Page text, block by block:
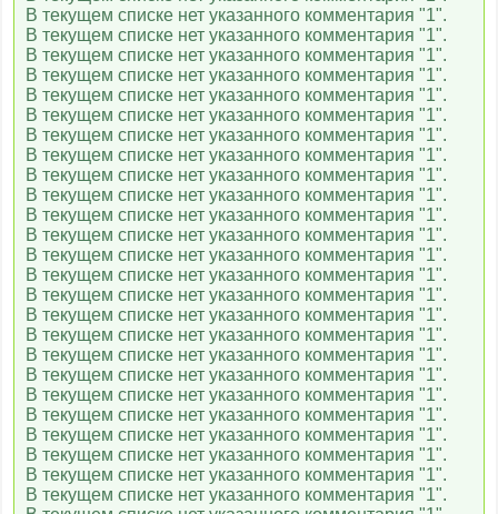
В текущем списке нет указанного комментария "1".
В текущем списке нет указанного комментария "1".
В текущем списке нет указанного комментария "1".
В текущем списке нет указанного комментария "1".
В текущем списке нет указанного комментария "1".
В текущем списке нет указанного комментария "1".
В текущем списке нет указанного комментария "1".
В текущем списке нет указанного комментария "1".
В текущем списке нет указанного комментария "1".
В текущем списке нет указанного комментария "1".
В текущем списке нет указанного комментария "1".
В текущем списке нет указанного комментария "1".
В текущем списке нет указанного комментария "1".
В текущем списке нет указанного комментария "1".
В текущем списке нет указанного комментария "1".
В текущем списке нет указанного комментария "1".
В текущем списке нет указанного комментария "1".
В текущем списке нет указанного комментария "1".
В текущем списке нет указанного комментария "1".
В текущем списке нет указанного комментария "1".
В текущем списке нет указанного комментария "1".
В текущем списке нет указанного комментария "1".
В текущем списке нет указанного комментария "1".
В текущем списке нет указанного комментария "1".
В текущем списке нет указанного комментария "1".